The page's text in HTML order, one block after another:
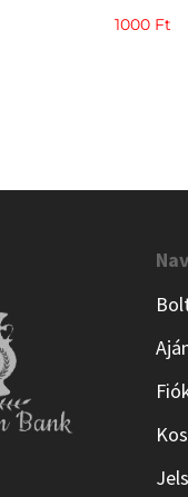
1000 Ft